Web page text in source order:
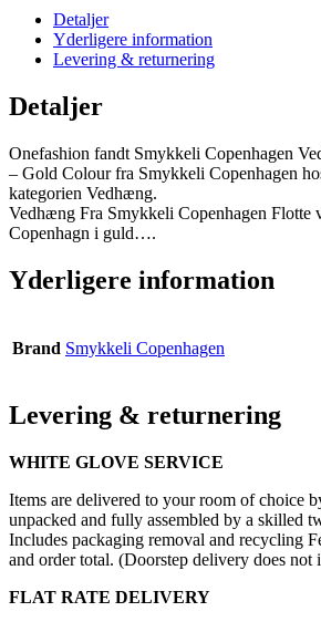
Detaljer
Yderligere information
Levering & returnering
Detaljer
Onefashion fandt Smykkeli Copenhagen
– Gold Colour fra Smykkeli Copenhagen
kategorien Vedhæng.
Vedhæng Fra Smykkeli Copenhagen Flotte
Copenhagn i guld….
Yderligere information
Brand Smykkeli Copenhagen
Levering & returnering
WHITE GLOVE SERVICE
Items are delivered to your room of choice
unpacked and fully assembled by a skilled
Includes packaging removal and recycling
and order total. (Doorstep delivery does not
FLAT RATE DELIVERY